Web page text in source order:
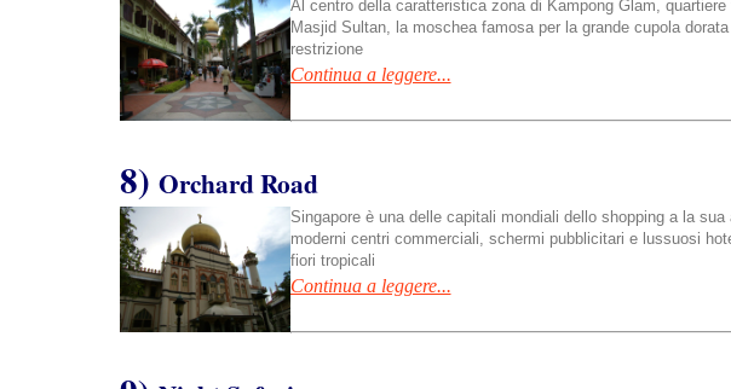
Al centro della caratteristica zona di Kampong Glam,
Masjid Sultan, la moschea famosa per la grande cupola
restrizione
Continua a leggere...
8) Orchard Road
Singapore è una delle capitali mondiali dello shopping a la
moderni centri commerciali, schermi pubblicitari e lussuosi
fiori tropicali
Continua a leggere...